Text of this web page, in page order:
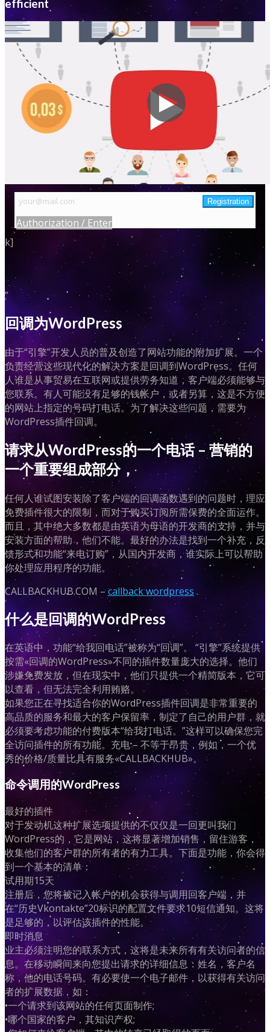
efficient
Authorization / Enter
k]
”
回调为WordPress
由于“引擎”开发人员的普及创造了网站功能的附加扩展。一个
负责经营这些现代化的解决方案是回调到WordPress。任何
人谁是从事贸易在互联网或提供劳务知道，客户端必须能够与
您联系。有人可能没有足够的钱帐户，或者另算，这是不方便
的网站上指定的号码打电话。为了解决这些问题，需要为
WordPress插件回调。
请求从WordPress的一个电话 – 营销的
一个重要组成部分，
任何人谁试图安装除了客户端的回调函数遇到的问题时，理应
免费插件很大的限制，而对于购买订阅所需保费的全面运作。
而且，其中绝大多数都是由英语为母语的开发商的支持，并与
安装方面的帮助，他们不能。最好的办法是找到一个补充，反
馈形式和功能“来电订购”，从国内开发商，谁实际上可以帮助
你处理应用程序的功能。
CALLBACKHUB.COM – callback wordpress.
什么是回调的WordPress
在英语中，功能“给我回电话”被称为“回调”。 “引擎”系统提供
按需«回调的WordPress»不同的插件数量庞大的选择。他们
涉嫌免费发放，但在现实中，他们只提供一个精简版本，它可
以查看，但无法完全利用贿赂。
如果您正在寻找适合你的WordPress插件回调是非常重要的
高品质的服务和最大的客户保留率，制定了自己的用户群，就
必须要考虑功能的付费版本“给我打电话。”这样可以确保您完
全访问插件的所有功能。充电 – 不等于昂贵，例如，一个优
秀的价格/质量比具有服务«CALLBACKHUB»。
命令调用的WordPress
最好的插件
对于发动机这种扩展选项提供的不仅仅是一回更叫我们
WordPress的，它是网站，这将显著增加销售，留住游客，
收集他们的客户群的所有者的有力工具。下面是功能，你会得
到一个基本的清单：
试用期15天
注册后，您将被记入帐户的机会获得与调用回客户端，并
在“历史Vkontakte”20标识的配置文件要求10短信通知。这将
是足够的，以评估该插件的性能。
即时消息
业主必须注明您的联系方式，这将是未来所有有关访问者的信
息。在移动瞬间来向您提出请求的详细信息：姓名，客户名
称，他的电话号码。有必要使一个电子邮件，以获得有关访问
者的扩展数据，如：
•一个请求到该网站的任何页面制作;
•哪个国家的客户，其知识产权;